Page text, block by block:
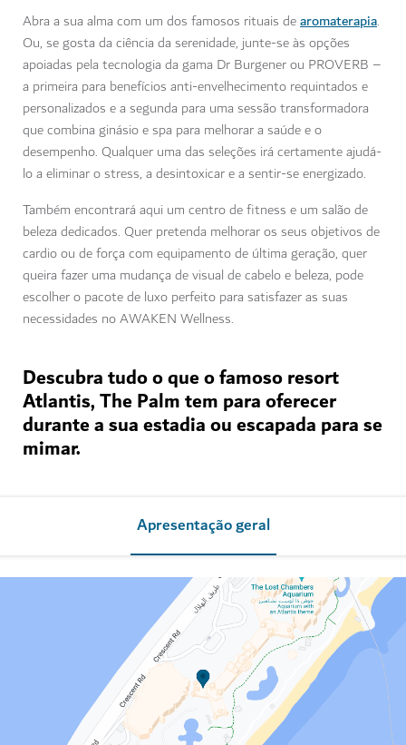
Abra a sua alma com um dos famosos rituais dearomaterapia.
Ou, se gosta da ciência da serenidade, junte-se às opções
apoiadas pela tecnologia da gama Dr Burgener ou PROVERB –
a primeira para benefícios anti-envelhecimento requintados e
personalizados e a segunda para uma sessão transformadora
que combina ginásio e spa para melhorar a saúde e o
desempenho. Qualquer uma das seleções irá certamente ajudá-
lo a eliminar o stress, a desintoxicar e a sentir-se energizado.
Também encontrará aqui um centro de fitness e um salão de
beleza dedicados. Quer pretenda melhorar os seus objetivos de
cardio ou de força com equipamento de última geração, quer
queira fazer uma mudança de visual de cabelo e beleza, pode
escolher o pacote de luxo perfeito para satisfazer as suas
necessidades no AWAKEN Wellness.
Descubra tudo o que o famoso resort
Atlantis, The Palm tem para oferecer
durante a sua estadia ou escapada para se
mimar.
Apresentação geral